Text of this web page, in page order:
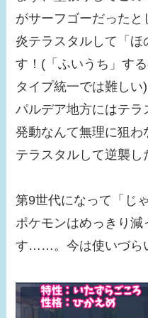
がサーフゴーだった
炎テラスタルして「
す！(「ふいうち」す
タイプ統一では難しい)
パルデア地方にはテ
発動なんて無理に狙わ
テラスタルして逆襲し
第9世代になって「じ
ポケモンはめっきり減
す……。今は使いづら